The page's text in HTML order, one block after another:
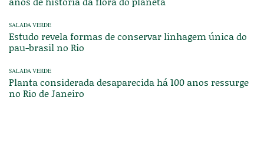
SALADA VERDE
Estudo revela formas de conservar linhagem única do
pau-brasil no Rio
SALADA VERDE
Planta considerada desaparecida há 100 anos ressurge
no Rio de Janeiro